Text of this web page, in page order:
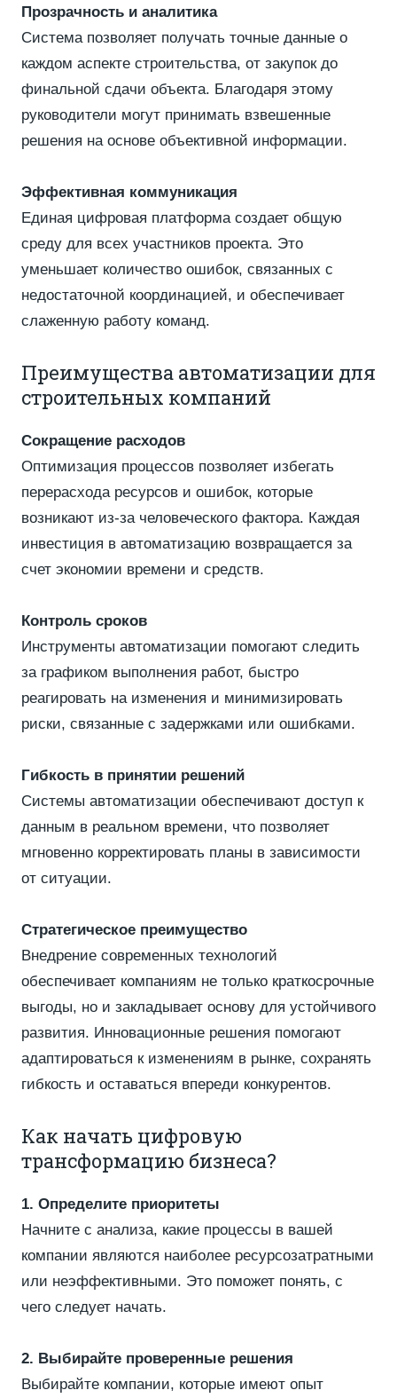
Прозрачность и аналитика
Система позволяет получать точные данные о
каждом аспекте строительства, от закупок до
финальной сдачи объекта. Благодаря этому
руководители могут принимать взвешенные
решения на основе объективной информации.
Эффективная коммуникация
Единая цифровая платформа создает общую
среду для всех участников проекта. Это
уменьшает количество ошибок, связанных с
недостаточной координацией, и обеспечивает
слаженную работу команд.
Преимущества автоматизации для
строительных компаний
Сокращение расходов
Оптимизация процессов позволяет избегать
перерасхода ресурсов и ошибок, которые
возникают из-за человеческого фактора. Каждая
инвестиция в автоматизацию возвращается за
счет экономии времени и средств.
Контроль сроков
Инструменты автоматизации помогают следить
за графиком выполнения работ, быстро
реагировать на изменения и минимизировать
риски, связанные с задержками или ошибками.
Гибкость в принятии решений
Системы автоматизации обеспечивают доступ к
данным в реальном времени, что позволяет
мгновенно корректировать планы в зависимости
от ситуации.
Стратегическое преимущество
Внедрение современных технологий
обеспечивает компаниям не только краткосрочные
выгоды, но и закладывает основу для устойчивого
развития. Инновационные решения помогают
адаптироваться к изменениям в рынке, сохранять
гибкость и оставаться впереди конкурентов.
Как начать цифровую
трансформацию бизнеса?
1. Определите приоритеты
Начните с анализа, какие процессы в вашей
компании являются наиболее ресурсозатратными
или неэффективными. Это поможет понять, с
чего следует начать.
2. Выбирайте проверенные решения
Выбирайте компании, которые имеют опыт